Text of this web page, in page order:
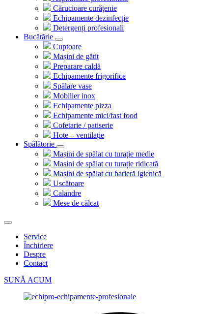
Cărucioare curățenie
Echipamente dezinfecție
Detergenți profesionali
Bucătărie
Cuptoare
Mașini de gătit
Preparare caldă
Echipamente frigorifice
Spălare vase
Mobilier inox
Echipamente pizza
Echipamente mici/fast food
Cofetarie / patiserie
Hote – ventilație
Spălătorie
Mașini de spălat cu turație medie
Mașini de spălat cu turație ridicată
Mașini de spălat cu barieră igienică
Uscătoare
Calandre
Mese de călcat
Service
Închiriere
Despre
Contact
SUNĂ ACUM